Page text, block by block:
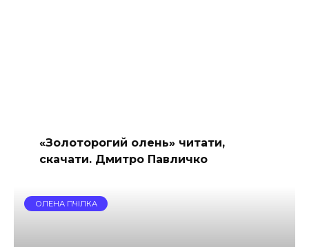
«Золоторогий олень» читати,
скачати. Дмитро Павличко
ОЛЕНА ПЧІЛКА